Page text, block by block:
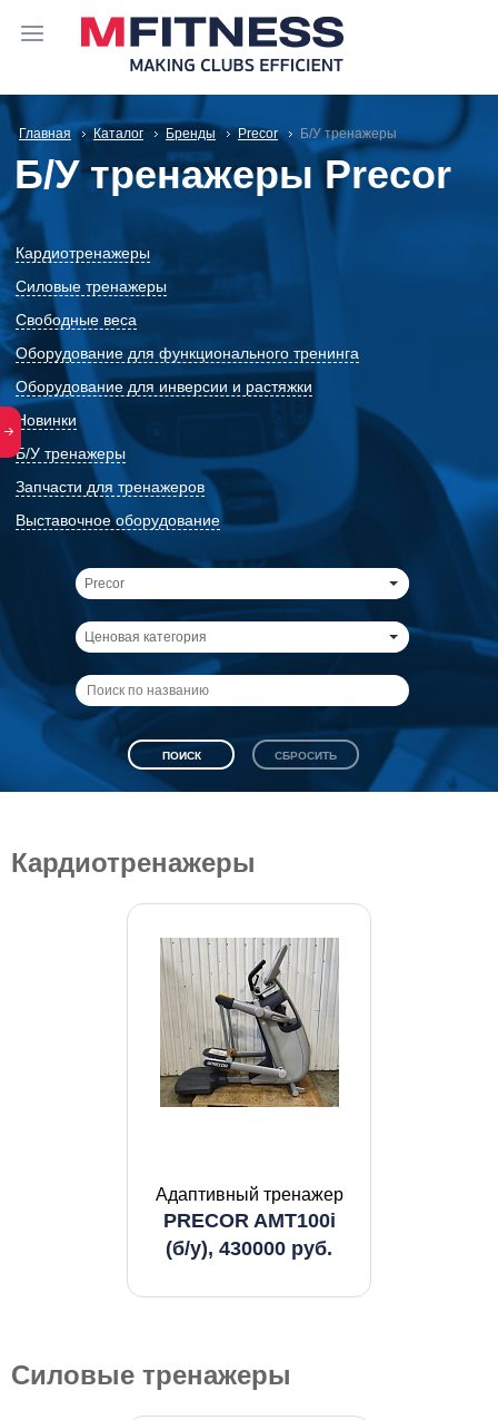
Главная Каталог Бренды Precor Б/У тренажеры
Б/У тренажеры Precor
Кардиотренажеры
Силовые тренажеры
Свободные веса
Оборудование для функционального тренинга
Оборудование для инверсии и растяжки
Новинки
Б/У тренажеры
Запчасти для тренажеров
Выставочное оборудование
Precor
Ценовая категория
Кардиотренажеры
Адаптивный тренажер
PRECOR AMT100i
(б/у), 430000 руб.
Силовые тренажеры